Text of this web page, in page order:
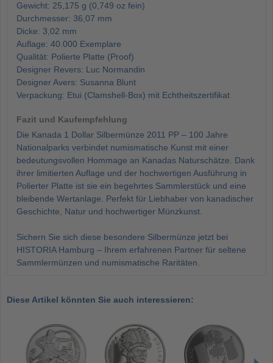
Gewicht: 25,175 g (0,749 oz fein)
Durchmesser: 36,07 mm
Dicke: 3,02 mm
Auflage: 40.000 Exemplare
Qualität: Polierte Platte (Proof)
Designer Revers: Luc Normandin
Designer Avers: Susanna Blunt
Verpackung: Etui (Clamshell-Box) mit Echtheitszertifikat
Fazit und Kaufempfehlung
Die Kanada 1 Dollar Silbermünze 2011 PP – 100 Jahre
Nationalparks verbindet numismatische Kunst mit einer
bedeutungsvollen Hommage an Kanadas Naturschätze. Dank
ihrer limitierten Auflage und der hochwertigen Ausführung in
Polierter Platte ist sie ein begehrtes Sammlerstück und eine
bleibende Wertanlage. Perfekt für Liebhaber von kanadischer
Geschichte, Natur und hochwertiger Münzkunst.
Sichern Sie sich diese besondere Silbermünze jetzt bei
HISTORIA Hamburg – Ihrem erfahrenen Partner für seltene
Sammlermünzen und numismatische Raritäten.
Diese Artikel könnten Sie auch interessieren: